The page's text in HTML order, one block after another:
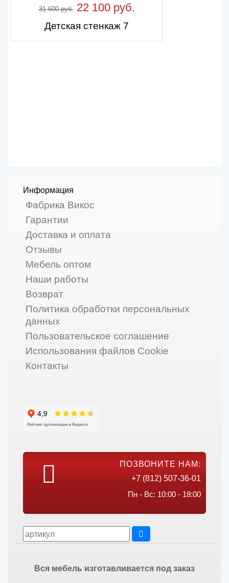
31 600 руб.22 100 руб.
Детская стенкаж 7
Информация
Фабрика Викос
Гарантии
Доставка и оплата
Отзывы
Мебель оптом
Наши работы
Возврат
Политика обработки персональных
данных
Пользовательское соглашение
Использования файлов Cookie
Контакты
ПОЗВОНИТЕ НАМ:
+7 (812) 507-36-01
Пн - Вс: 10:00 - 18:00
Вся мебель изготавливается под заказ